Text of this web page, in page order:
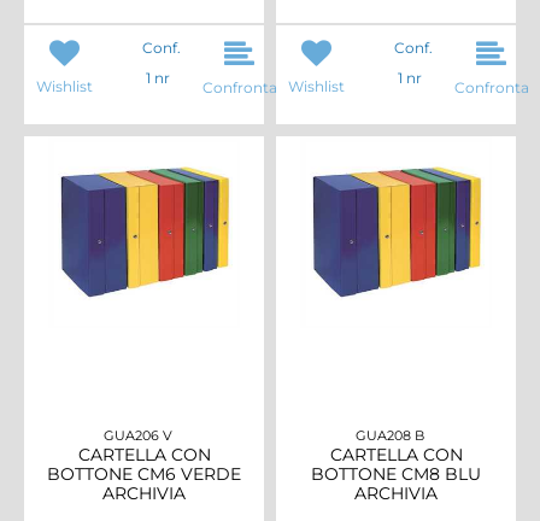
Wishlist
Conf.
1 nr
Confronta Wishlist
Conf.
1 nr
Confronta
GUA206 V
CARTELLA CON
BOTTONE CM6 VERDE
ARCHIVIA
GUA208 B
CARTELLA CON
BOTTONE CM8 BLU
ARCHIVIA